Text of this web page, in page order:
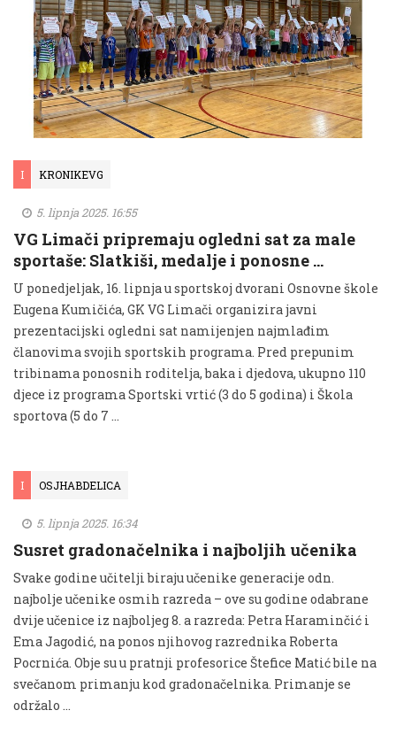
I KRONIKEVG
5. lipnja 2025. 16:55
VG Limači pripremaju ogledni sat za male
sportaše: Slatkiši, medalje i ponosne …
U ponedjeljak, 16. lipnja u sportskoj dvorani Osnovne škole
Eugena Kumičića, GK VG Limači organizira javni
prezentacijski ogledni sat namijenjen najmlađim
članovima svojih sportskih programa. Pred prepunim
tribinama ponosnih roditelja, baka i djedova, ukupno 110
djece iz programa Sportski vrtić (3 do 5 godina) i Škola
sportova (5 do 7 …
I OSJHABDELICA
5. lipnja 2025. 16:34
Susret gradonačelnika i najboljih učenika
Svake godine učitelji biraju učenike generacije odn.
najbolje učenike osmih razreda – ove su godine odabrane
dvije učenice iz najboljeg 8. a razreda: Petra Haraminčić i
Ema Jagodić, na ponos njihovog razrednika Roberta
Pocrnića. Obje su u pratnji profesorice Štefice Matić bile na
svečanom primanju kod gradonačelnika. Primanje se
održalo …